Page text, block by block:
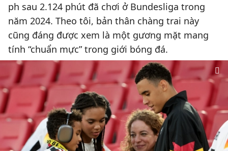
ph sau 2.124 phút đã chơi ở Bundesliga trong
năm 2024. Theo tôi, bản thân chàng trai này
cũng đáng được xem là một gương mặt mang
tính “chuẩn mực” trong giới bóng đá.